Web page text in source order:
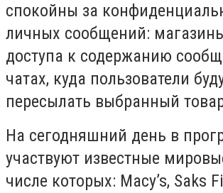
спокойны за
личных сообщений:
доступа к содержанию
чатах, куда пользователи
пересылать выбранный
На сегодняшний день в
участвуют известные
числе которых: Macy’s, Saks